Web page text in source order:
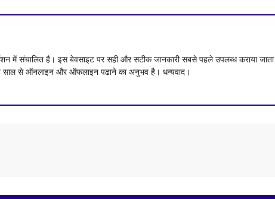
में संचालित है। इस बेवसाइट पर सही और सटीक जानकारी सबसे पहले उपलब्ध कराया जाता
साल से ऑनलाइन और ऑफलाइन पढाने का अनुभव है। धन्यवाद।